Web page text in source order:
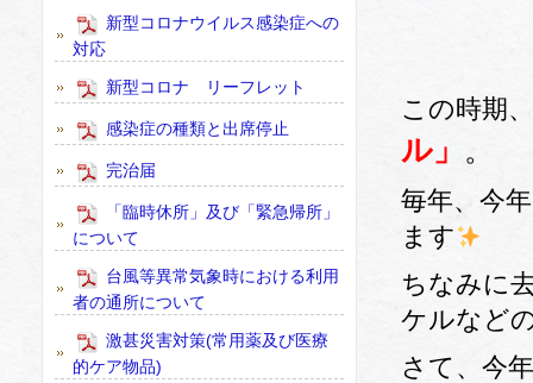
この時期
ル」 。
毎年、今
ます
ちなみに
ケルなど
さて、今
新型コロナウイルス感染症への
対応
新型コロナ リーフレット
感染症の種類と出席停止
完治届
「臨時休所」及び「緊急帰所」
について
台風等異常気象時における利用
者の通所について
激甚災害対策(常用薬及び医療
的ケア物品)